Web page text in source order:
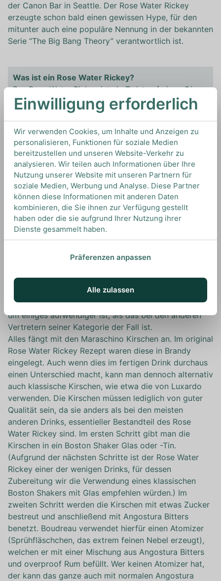
der Canon Bar in Seattle. Der Rose Water Rickey
erzeugte schon bald einen gewissen Hype, für den
mitunter auch eine populäre Nennung in der bekannten
Serie “The Big Bang Theory” verantwortlich ist.
Was ist ein Rose Water Rickey?
Der Rose Water Rickey ist ein Twist auf einen Gin
Rickey. Rickeys sind eine eigene Kategorie von
Drinks, die Ende des 19. Jahrhunderts entstand und
sind eng mit den Collins’ verwandt und bestehen
aus einer Spirituose, etwas Limettensaft und
Sodawasser. Der erste Rickey wurde damals mit
Whiskey zubereitet, bis der Gin Rickey mit Old Tom
Gin sich bald als beliebteste Version durchsetzte
und heute der beinahe einzige, noch relevante
Vertreter seiner Kategorie ist. Das Rickeys so
beliebt waren hing unter anderem auch mit ihrer
einfachen Herstellung zusammen.
Der Rose Water Rickey hebt sich von anderen Rickeys
deutlich ab. Grund dafür sind nicht nur die Rose Water
Rickey Zutaten, sondern auch, dass seine Zubereitung
um einiges aufwendiger ist, als das bei den anderen
Vertretern seiner Kategorie der Fall ist.
Alles fängt mit den Maraschino Kirschen an. Im original
Rose Water Rickey Rezept waren diese in Brandy
eingelegt. Auch wenn dies im fertigen Drink durchaus
einen Unterschied macht, kann man dennoch alternativ
auch klassische Kirschen, wie etwa die von Luxardo
verwenden. Die Kirschen müssen lediglich von guter
Qualität sein, da sie anders als bei den meisten
anderen Drinks, essentieller Bestandteil des Rose
Water Rickey sind. Im ersten Schritt gibt man die
Kirschen in ein Boston Shaker Glas oder -Tin.
(Aufgrund der nächsten Schritte ist der Rose Water
Rickey einer der wenigen Drinks, für dessen
Zubereitung wir die Verwendung eines klassischen
Boston Shakers mit Glas empfehlen würden.) Im
zweiten Schritt werden die Kirschen mit etwas Zucker
bestreut und anschließend mit Angostura Bitters
benetzt. Boudreau verwendet hierfür einen Atomizer
(Sprühfläschchen, das extrem feinen Nebel erzeugt),
welchen er mit einer Mischung aus Angostura Bitters
und overproof Rum befüllt. Wer keinen Atomizer hat,
der kann das ganze auch mit normalen Angostura
Einwilligung erforderlich
Wir verwenden Cookies, um Inhalte und Anzeigen zu
personalisieren, Funktionen für soziale Medien
bereitzustellen und unseren Website-Verkehr zu
analysieren. Wir teilen auch Informationen über Ihre
Nutzung unserer Website mit unseren Partnern für
soziale Medien, Werbung und Analyse. Diese Partner
können diese Informationen mit anderen Daten
kombinieren, die Sie ihnen zur Verfügung gestellt
haben oder die sie aufgrund Ihrer Nutzung ihrer
Dienste gesammelt haben.
Präferenzen anpassen
Alle zulassen